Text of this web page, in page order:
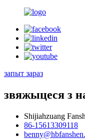
запыт зараз
звяжыцеся з
Shijiahzuang
86-15613309118